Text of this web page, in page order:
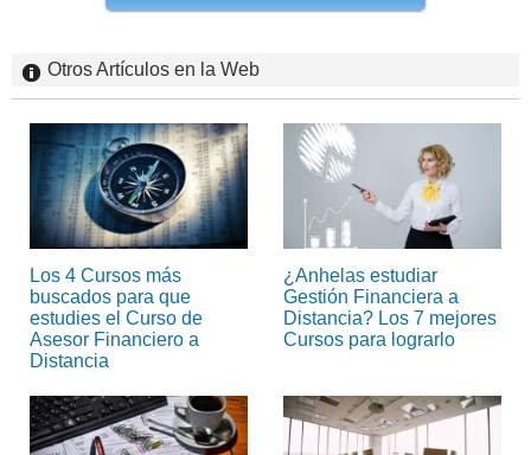
Otros Artículos en la Web
Los 4 Cursos más
buscados para que
estudies el Curso de
Asesor Financiero a
Distancia
¿Anhelas estudiar
Gestión Financiera a
Distancia? Los 7 mejores
Cursos para lograrlo